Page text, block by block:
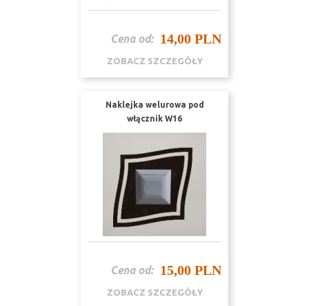
Cena od: 14,00 PLN
ZOBACZ SZCZEGÓŁY
Naklejka welurowa pod
włącznik W16
Cena od: 15,00 PLN
ZOBACZ SZCZEGÓŁY